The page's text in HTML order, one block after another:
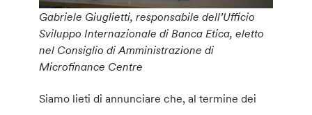
Gabriele Giuglietti, responsabile dell’Ufficio
Sviluppo Internazionale di Banca Etica, eletto
nel Consiglio di Amministrazione di
Microfinance Centre
Siamo lieti di annunciare che, al termine dei